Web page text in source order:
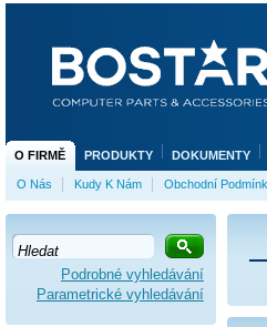
Podrobné vyhledávání
Parametrické vyhledávání
O FIRMĚ PRODUKTY DOKUMENTY
O Nás Kudy K Nám Obchodní